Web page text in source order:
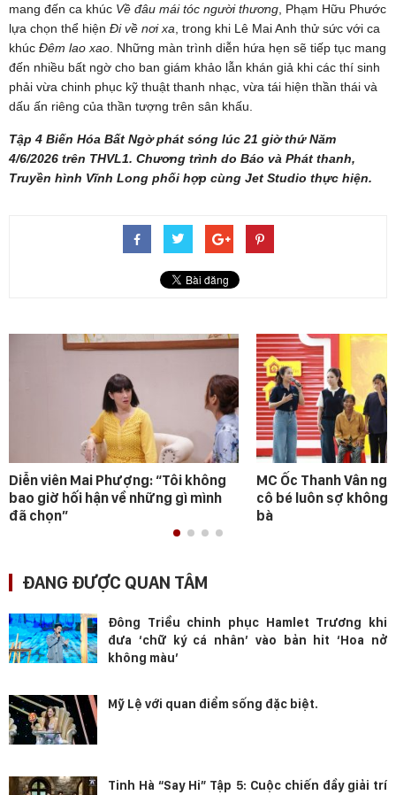
mang đến ca khúc Về đâu mái tóc người thương , Phạm Hữu Phước
lựa chọn thể hiện Đi về nơi xa , trong khi Lê Mai Anh thử sức với ca
khúc Đêm lao xao . Những màn trình diễn hứa hẹn sẽ tiếp tục mang
đến nhiều bất ngờ cho ban giám khảo lẫn khán giả khi các thí sinh
phải vừa chinh phục kỹ thuật thanh nhạc, vừa tái hiện thần thái và
dấu ấn riêng của thần tượng trên sân khấu.
Tập 4 Biến Hóa Bất Ngờ phát sóng lúc 21 giờ thứ Năm
4/6/2026 trên THVL1. Chương trình do Báo và Phát thanh,
Truyền hình Vĩnh Long phối hợp cùng Jet Studio thực hiện.
Diễn viên Mai Phượng: “Tôi không
bao giờ hối hận về những gì mình
đã chọn”
MC Ốc Thanh Vân
cô bé luôn sợ không
bà
ĐANG ĐƯỢC QUAN TÂM
Đông Triều chinh phục Hamlet Trương khi
đưa ‘chữ ký cá nhân’ vào bản hit ‘Hoa nở
không màu’
Mỹ Lệ với quan điểm sống đặc biệt.
Tinh Hà “Say Hi” Tập 5: Cuộc chiến đầy giải trí